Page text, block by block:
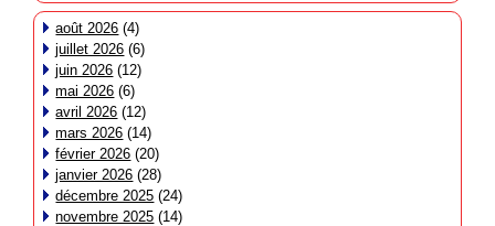
août 2026 (4)
juillet 2026 (6)
juin 2026 (12)
mai 2026 (6)
avril 2026 (12)
mars 2026 (14)
février 2026 (20)
janvier 2026 (28)
décembre 2025 (24)
novembre 2025 (14)